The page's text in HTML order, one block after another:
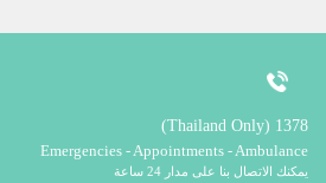
1378 (Thailand Only)
Emergencies - Appointments - Ambulance
يمكنك الاتصال بنا على مدار 24 ساعة